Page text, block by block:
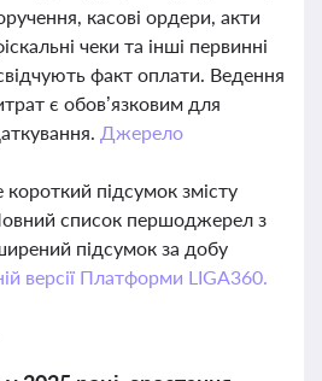
касові ордери, акти
чеки та інші первинні
факт оплати. Ведення
є обов’язковим для
Джерело
підсумок змісту
список першоджерел з
підсумок за добу
версії Платформи LIGA360.